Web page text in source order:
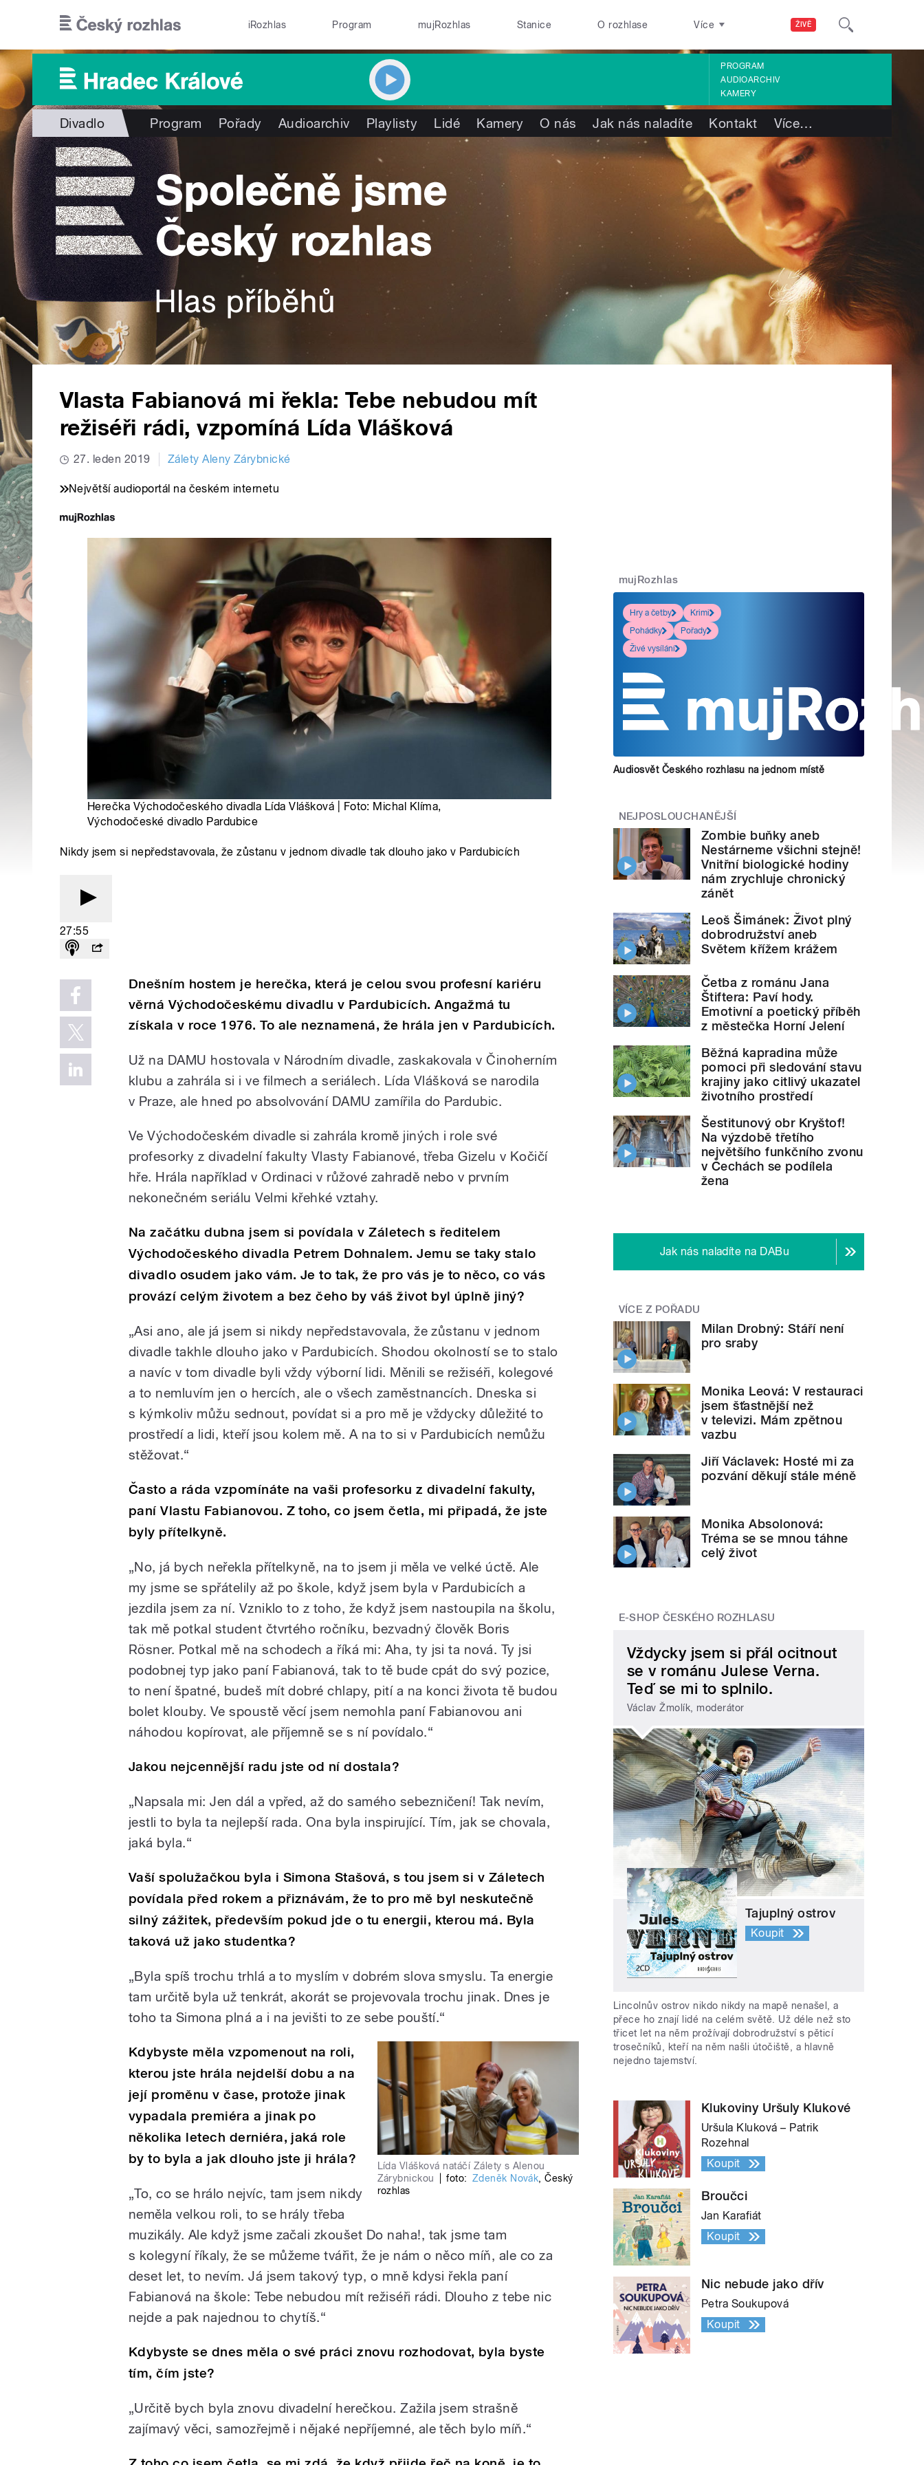
ŽIVĚ
iRozhlas Program mujRozhlas Stanice O rozhlase Více
PROGRAM
AUDIOARCHIV
KAMERY
Divadlo Program Pořady Audioarchiv Playlisty Lidé Kamery O nás Jak nás naladíte Kontakt Více…
Vlasta Fabianová mi řekla: Tebe nebudou mít
režiséři rádi, vzpomíná Lída Vlášková
27. leden 2019 Zálety Aleny Zárybnické
Největší audioportál na českém internetu
Herečka Východočeského divadla Lída Vlášková | Foto: Michal Klíma,
Východočeské divadlo Pardubice
Nikdy jsem si nepředstavovala, že zůstanu v jednom divadle tak dlouho jako v Pardubicích
27:55
Dnešním hostem je herečka, která je celou svou profesní kariéru
věrná Východočeskému divadlu v Pardubicích. Angažmá tu
získala v roce 1976. To ale neznamená, že hrála jen v Pardubicích.
Už na DAMU hostovala v Národním divadle, zaskakovala v Činoherním
klubu a zahrála si i ve filmech a seriálech. Lída Vlášková se narodila
v Praze, ale hned po absolvování DAMU zamířila do Pardubic.
Ve Východočeském divadle si zahrála kromě jiných i role své
profesorky z divadelní fakulty Vlasty Fabianové, třeba Gizelu v Kočičí
hře. Hrála například v Ordinaci v růžové zahradě nebo v prvním
nekonečném seriálu Velmi křehké vztahy.
Na začátku dubna jsem si povídala v Záletech s ředitelem
Východočeského divadla Petrem Dohnalem. Jemu se taky stalo
divadlo osudem jako vám. Je to tak, že pro vás je to něco, co vás
provází celým životem a bez čeho by váš život byl úplně jiný?
„Asi ano, ale já jsem si nikdy nepředstavovala, že zůstanu v jednom
divadle takhle dlouho jako v Pardubicích. Shodou okolností se to stalo
a navíc v tom divadle byli vždy výborní lidi. Měnili se režiséři, kolegové
a to nemluvím jen o hercích, ale o všech zaměstnancích. Dneska si
s kýmkoliv můžu sednout, povídat si a pro mě je vždycky důležité to
prostředí a lidi, kteří jsou kolem mě. A na to si v Pardubicích nemůžu
stěžovat.“
Často a ráda vzpomínáte na vaši profesorku z divadelní fakulty,
paní Vlastu Fabianovou. Z toho, co jsem četla, mi připadá, že jste
byly přítelkyně.
„No, já bych neřekla přítelkyně, na to jsem ji měla ve velké úctě. Ale
my jsme se spřátelily až po škole, když jsem byla v Pardubicích a
jezdila jsem za ní. Vzniklo to z toho, že když jsem nastoupila na školu,
tak mě potkal student čtvrtého ročníku, bezvadný člověk Boris
Rösner. Potkal mě na schodech a říká mi: Aha, ty jsi ta nová. Ty jsi
podobnej typ jako paní Fabianová, tak to tě bude cpát do svý pozice,
to není špatné, budeš mít dobré chlapy, pití a na konci života tě budou
bolet klouby. Ve spoustě věcí jsem nemohla paní Fabianovou ani
náhodou kopírovat, ale příjemně se s ní povídalo.“
Jakou nejcennější radu jste od ní dostala?
„Napsala mi: Jen dál a vpřed, až do samého sebezničení! Tak nevím,
jestli to byla ta nejlepší rada. Ona byla inspirující. Tím, jak se chovala,
jaká byla.“
Vaší spolužačkou byla i Simona Stašová, s tou jsem si v Záletech
povídala před rokem a přiznávám, že to pro mě byl neskutečně
silný zážitek, především pokud jde o tu energii, kterou má. Byla
taková už jako studentka?
„Byla spíš trochu trhlá a to myslím v dobrém slova smyslu. Ta energie
tam určitě byla už tenkrát, akorát se projevovala trochu jinak. Dnes je
toho ta Simona plná a i na jevišti to ze sebe pouští.“
Lída Vlášková natáčí Zálety s Alenou
Zárybnickou
foto: Zdeněk Novák,Český
rozhlas
Kdybyste měla vzpomenout na roli,
kterou jste hrála nejdelší dobu a na
její proměnu v čase, protože jinak
vypadala premiéra a jinak po
několika letech derniéra, jaká role
by to byla a jak dlouho jste ji hrála?
„To, co se hrálo nejvíc, tam jsem nikdy
neměla velkou roli, to se hrály třeba
muzikály. Ale když jsme začali zkoušet Do naha!, tak jsme tam
s kolegyní říkaly, že se můžeme tvářit, že je nám o něco míň, ale co za
deset let, to nevím. Já jsem takový typ, o mně kdysi řekla paní
Fabianová na škole: Tebe nebudou mít režiséři rádi. Dlouho z tebe nic
nejde a pak najednou to chytíš.“
Kdybyste se dnes měla o své práci znovu rozhodovat, byla byste
tím, čím jste?
„Určitě bych byla znovu divadelní herečkou. Zažila jsem strašně
zajímavý věci, samozřejmě i nějaké nepříjemné, ale těch bylo míň.“
mujRozhlas
Hry a četby
Krimi
Pohádky
Pořady
Živé vysílání
Audiosvět Českého rozhlasu na jednom místě
NEJPOSLOUCHANĚJŠÍ
Zombie buňky aneb
Nestárneme všichni stejně!
Vnitřní biologické hodiny
nám zrychluje chronický
zánět
Leoš Šimánek: Život plný
dobrodružství aneb
Světem křížem krážem
Četba z románu Jana
Štiftera: Paví hody.
Emotivní a poetický příběh
z městečka Horní Jelení
Běžná kapradina může
pomoci při sledování stavu
krajiny jako citlivý ukazatel
životního prostředí
Šestitunový obr Kryštof!
Na výzdobě třetího
největšího funkčního zvonu
v Čechách se podílela
žena
Jak nás naladíte na DABu
VÍCE Z POŘADU
Milan Drobný: Stáří není
pro sraby
Monika Leová: V restauraci
jsem šťastnější než
v televizi. Mám zpětnou
vazbu
Jiří Václavek: Hosté mi za
pozvání děkují stále méně
Monika Absolonová:
Tréma se se mnou táhne
celý život
E-SHOP ČESKÉHO ROZHLASU
Vždycky jsem si přál ocitnout
se v románu Julese Verna.
Teď se mi to splnilo.
Václav Žmolík, moderátor
Tajuplný ostrov
Koupit
Lincolnův ostrov nikdo nikdy na mapě nenašel, a
přece ho znají lidé na celém světě. Už déle než sto
třicet let na něm prožívají dobrodružství s pěticí
trosečníků, kteří na něm našli útočiště, a hlavně
nejedno tajemství.
Klukoviny Uršuly Klukové
Uršula Kluková – Patrik
Rozehnal
Koupit
Broučci
Jan Karafiát
Koupit
Nic nebude jako dřív
Petra Soukupová
Koupit